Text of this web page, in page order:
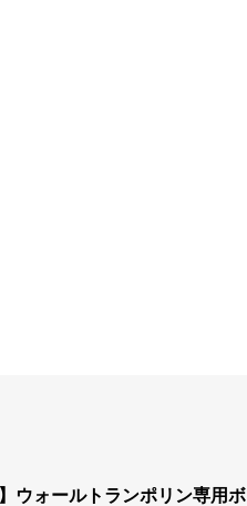
】ウォールトランポリン専用ボ